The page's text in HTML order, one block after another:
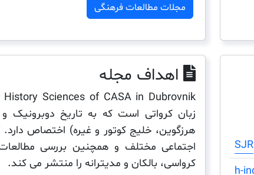
مجلات مطالعات فرهنگی
SJR
اهداف مجله
زبان کرواتی است که به تاریخ دوبرونیک
هرزگوین، خلیج کوتور و غیره) اختصاص دارد.
اجتماعی مختلف و همچنین بررسی
کرواسی، بالکان و مدیترانه را منتشر می کند.